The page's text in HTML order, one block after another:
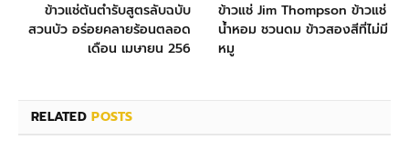
ข้าวแช่ต้นตำรับสูตรลับฉบับ
สวนบัว อร่อยคลายร้อนตลอด
เดือน เมษายน 256
ข้าวแช่ Jim Thompson ข้าวแช่
น้ำหอม ชวนดม ข้าวสองสีที่ไม่มี
หมู
RELATEDPOSTS